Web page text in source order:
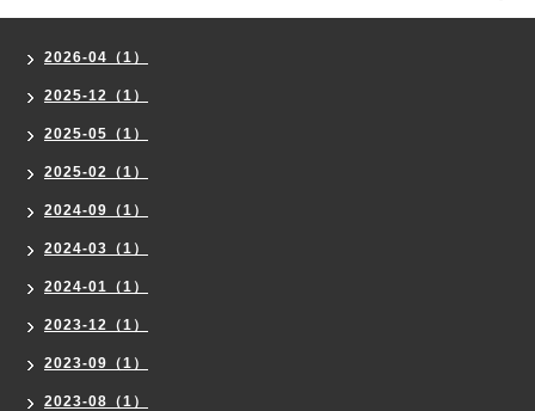
2026-04（1）
2025-12（1）
2025-05（1）
2025-02（1）
2024-09（1）
2024-03（1）
2024-01（1）
2023-12（1）
2023-09（1）
2023-08（1）